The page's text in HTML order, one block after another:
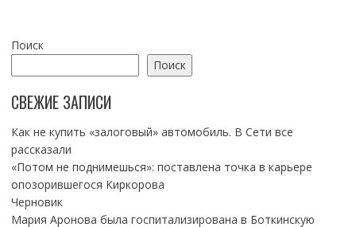
Поиск
Поиск
СВЕЖИЕ ЗАПИСИ
Как не купить «залоговый» автомобиль. В Сети все
рассказали
«Потом не поднимешься»: поставлена точка в карьере
опозорившегося Киркорова
Черновик
Мария Аронова была госпитализирована в Боткинскую